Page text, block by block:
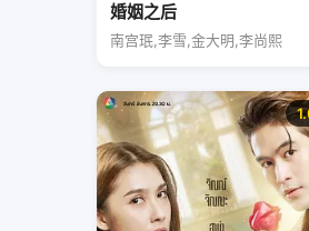
婚姻之后
南宫珉,李雪,金大明,李尚熙